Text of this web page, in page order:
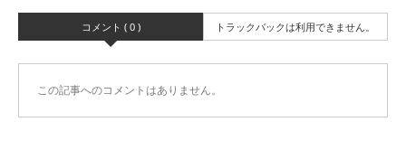
コメント ( 0 ) トラックバックは利用できません。
この記事へのコメントはありません。